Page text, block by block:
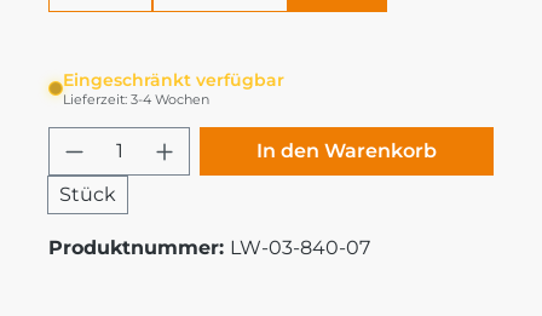
Eingeschränkt verfügbar
Lieferzeit: 3-4 Wochen
Produkt Anzahl: Gib den
Stück
In den Warenkorb
Produktnummer: LW-03-840-07